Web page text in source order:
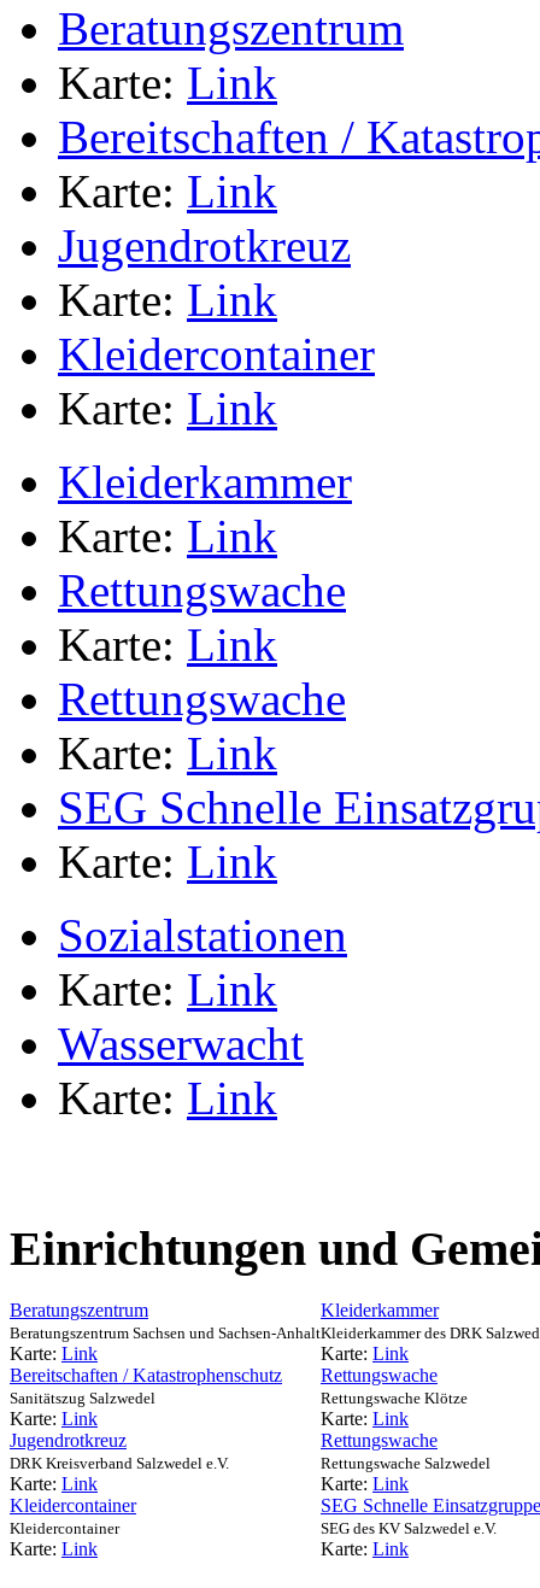
Beratungszentrum
Karte: Link
Bereitschaften /
Karte: Link
Jugendrotkreuz
Karte: Link
Kleidercontainer
Karte: Link
Kleiderkammer
Karte: Link
Rettungswache
Karte: Link
Rettungswache
Karte: Link
SEG Schnelle
Karte: Link
Sozialstationen
Karte: Link
Wasserwacht
Karte: Link
Einrichtungen und
Beratungszentrum
Beratungszentrum Sachsen und Sachsen-Anhalt
Karte: Link
Kleiderkammer
Kleiderkammer des DRK
Karte: Link
Bereitschaften / Katastrophenschutz
Sanitätszug Salzwedel
Karte: Link
Rettungswache
Rettungswache Klötze
Karte: Link
Jugendrotkreuz
DRK Kreisverband Salzwedel e.V.
Karte: Link
Rettungswache
Rettungswache Salzwedel
Karte: Link
Kleidercontainer
Kleidercontainer
Karte: Link
SEG Schnelle Einsatzgruppe
SEG des KV Salzwedel e.V.
Karte: Link